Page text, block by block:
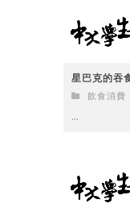
星巴克的吞
飲食消費
...